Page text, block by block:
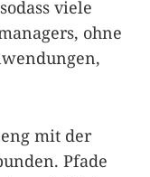
viele
ohne
mit der
Pfade